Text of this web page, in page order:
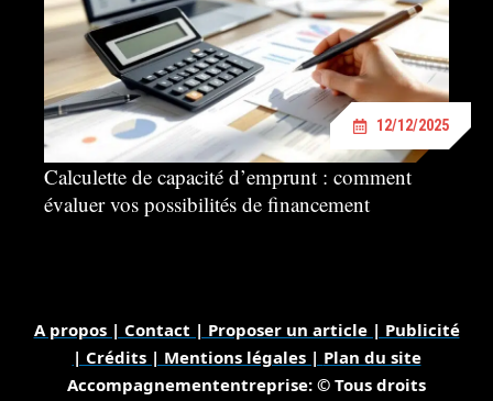
12/12/2025
Calculette de capacité d’emprunt : comment
évaluer vos possibilités de financement
A propos | Contact | Proposer un article | Publicité
| Crédits | Mentions légales | Plan du site
Accompagnemententreprise: © Tous droits